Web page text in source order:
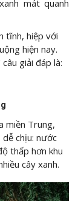
mát quanh
tĩnh, hiệp với
hiện nay.
giải đáp là:
miền Trung,
chịu: nước
thấp hơn khu
cây xanh.